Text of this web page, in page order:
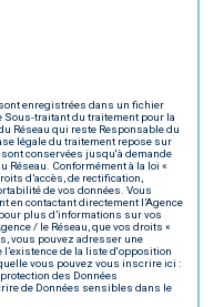
enregistrées dans un fichier
traitant du traitement pour la
Réseau qui reste Responsable du
légale du traitement repose sur
conservées jusqu'à demande
Réseau. Conformément à la loi «
d’accès, de rectification,
de vos données. Vous
en contactant directement l’Agence
pour plus d’informations sur vos
/ le Réseau, que vos droits «
vous pouvez adresser une
de la liste d'opposition
vous pouvez vous inscrire ici :
des Données
de Données sensibles dans le